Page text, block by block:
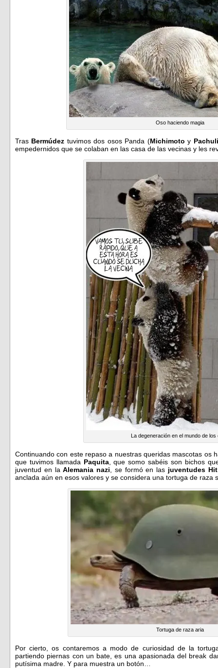
Oso haciendo magia
Tras Bermúdez tuvimos dos osos Panda (Michimoto y Pachuli
empedernidos que se colaban en las casa de las vecinas y les
La degeneración en el mundo de los
Continuando con este repaso a nuestras queridas mascotas os
que tuvimos llamada Paquita, que somo sabéis son bichos
juventud en laAlemania nazi , se formó en las juventudes
anclada aún en esos valores y se considera una tortuga de raza
Tortuga de raza aria
Por cierto, os contaremos a modo de curiosidad de la
partiendo piernas con un bate, es una apasionada del break
putísima madre. Y para muestra un botón…